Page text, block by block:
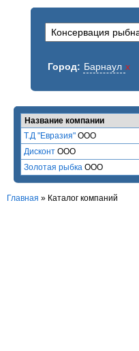
Город: Барнаул x
Название компании
Т.Д "Евразия" ООО
Дисконт ООО
Золотая рыбка ООО
Главная » Каталог компаний